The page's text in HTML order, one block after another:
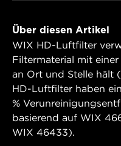
Über diesen Artikel
WIX HD-Luftfilter
Filtermaterial mit
an Ort und Stelle hält
HD-Luftfilter haben
%
basierend auf WIX
WIX 46433).